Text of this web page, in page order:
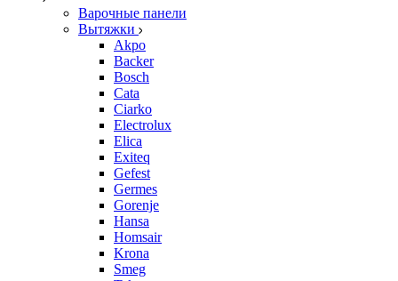
Варочные панели
Вытяжки
Akpo
Backer
Bosch
Cata
Ciarko
Electrolux
Elica
Exiteq
Gefest
Germes
Gorenje
Hansa
Homsair
Krona
Smeg